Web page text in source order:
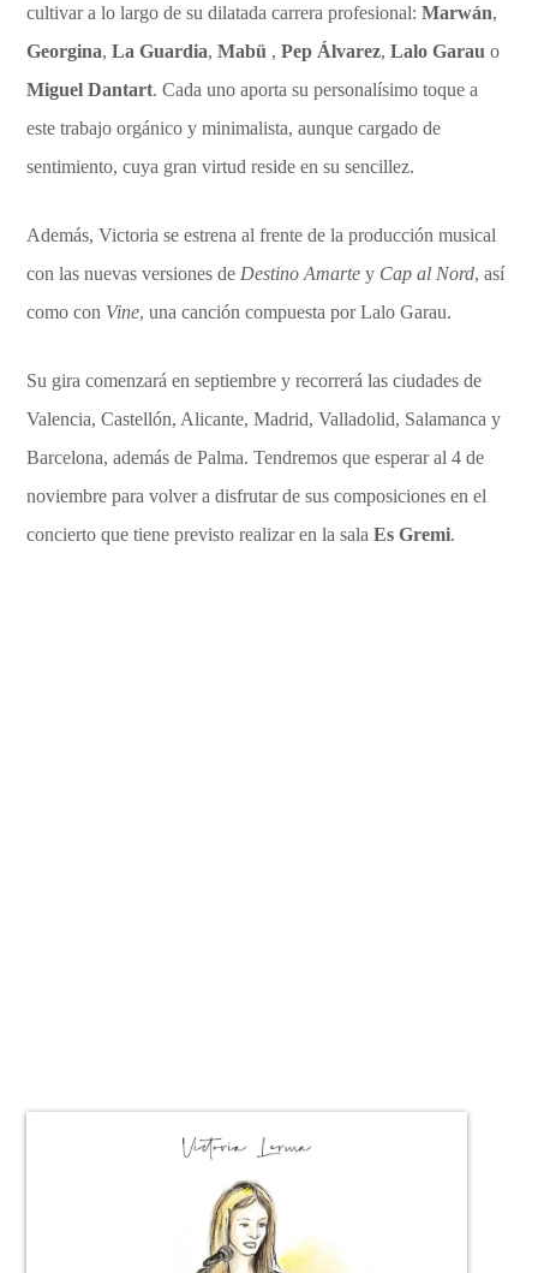
cultivar a lo largo de su dilatada carrera profesional:Marwán,
Georgina,La Guardia,Mabü ,Pep Álvarez,Lalo Garau o
Miguel Dantart. Cada uno aporta su personalísimo toque a
este trabajo orgánico y minimalista, aunque cargado de
sentimiento, cuya gran virtud reside en su sencillez.
Además, Victoria se estrena al frente de la producción musical
con las nuevas versiones de Destino Amarte y Cap al Nord, así
como con Vine, una canción compuesta por Lalo Garau.
Su gira comenzará en septiembre y recorrerá las ciudades de
Valencia, Castellón, Alicante, Madrid, Valladolid, Salamanca y
Barcelona, además de Palma. Tendremos que esperar al 4 de
noviembre para volver a disfrutar de sus composiciones en el
concierto que tiene previsto realizar en la salaEs Gremi.